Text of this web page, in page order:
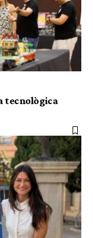
tecnològica